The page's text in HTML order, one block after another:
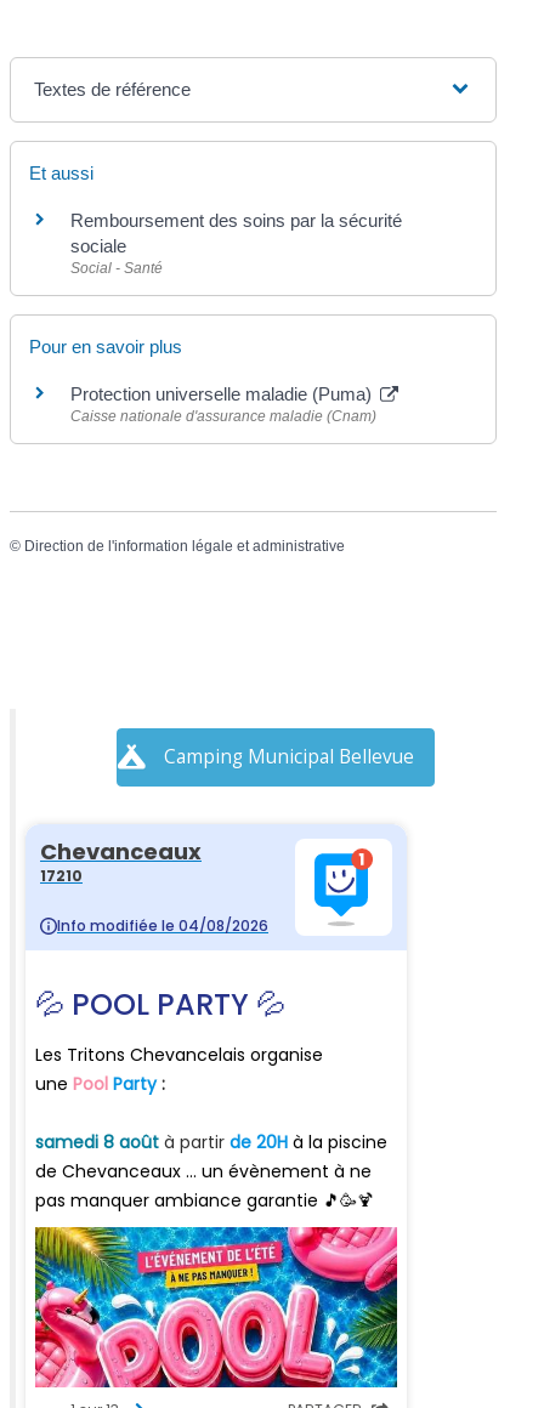
Textes de référence
Et aussi
Remboursement des soins par la sécurité
sociale
Social - Santé
Pour en savoir plus
Protection universelle maladie (Puma)
Caisse nationale d'assurance maladie (Cnam)
© Direction de l'information légale et administrative
Camping Municipal Bellevue